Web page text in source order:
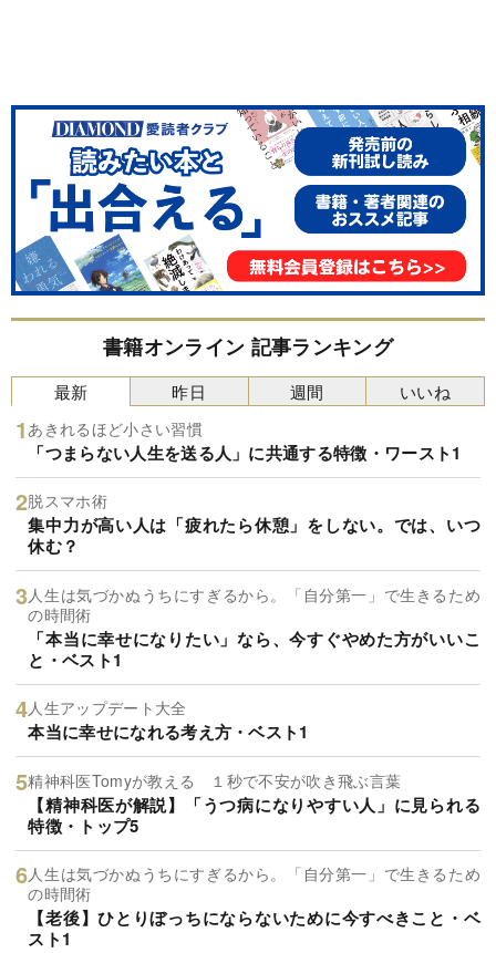
書籍オンライン 記事ランキング
最新
あきれるほど小さい習慣
「つまらない人生を送る人」に共通する特徴・ワースト1
脱スマホ術
集中力が高い人は「疲れたら休憩」をしない。では、いつ
休む？
人生は気づかぬうちにすぎるから。「自分第一」で生きるため
の時間術
「本当に幸せになりたい」なら、今すぐやめた方がいいこ
と・ベスト1
人生アップデート大全
本当に幸せになれる考え方・ベスト1
精神科医Tomyが教える １秒で不安が吹き飛ぶ言葉
【精神科医が解説】「うつ病になりやすい人」に見られる
特徴・トップ5
人生は気づかぬうちにすぎるから。「自分第一」で生きるため
の時間術
【老後】ひとりぼっちにならないために今すべきこと・ベ
スト1
昨日 週間 いいね